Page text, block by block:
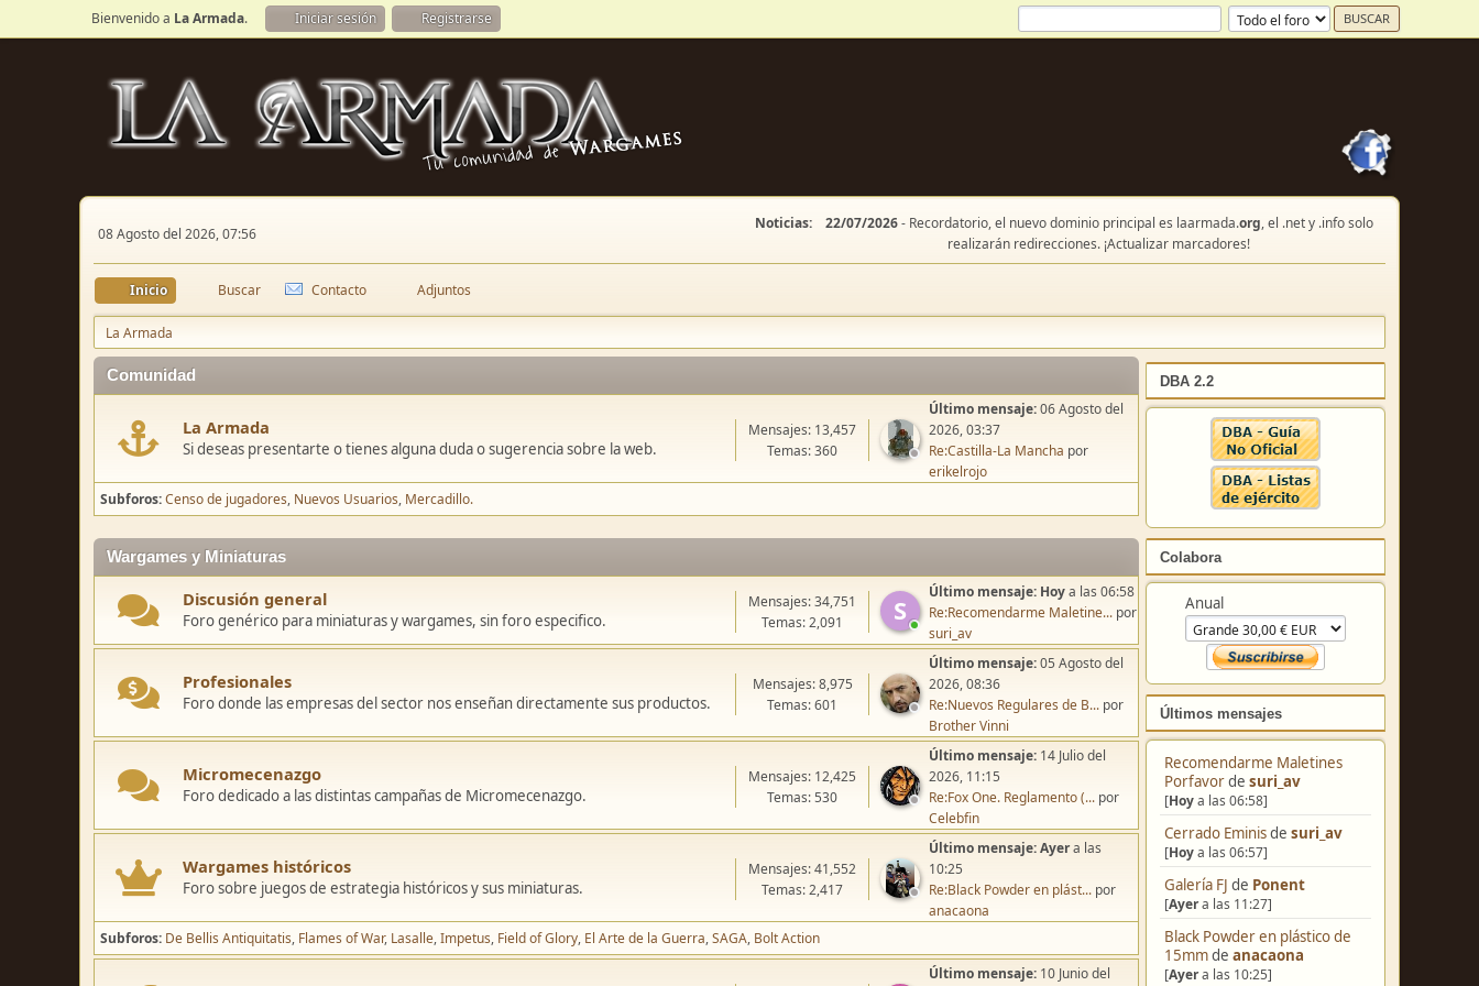
Bienvenido a La Armada. Iniciar sesión Registrarse
08 Agosto del 2026, 07:56
Noticias: 22/07/2026- Recordatorio, el nuevo dominio principal es laarmada.org, el .net y .info solo
realizarán redirecciones. ¡Actualizar marcadores!
Inicio Buscar Contacto Adjuntos
La Armada
DBA 2.2
Colabora
Anual
Últimos mensajes
Recomendarme Maletines
Porfavorde suri_av
[Hoya las 06:58]
Cerrado Eminisde suri_av
[Hoya las 06:57]
Galería FJ de Ponent
[Ayera las 11:27]
Black Powder en plástico de
15mmde anacaona
[Ayera las 10:25]
Comunidad
La Armada
Si deseas presentarte o tienes alguna duda o sugerencia sobre la web.
Mensajes: 13,457
Temas: 360
Último mensaje:06 Agosto del
2026, 03:37
Re:Castilla-La Mancha por
erikelrojo
Subforos Censo de jugadores Nuevos Usuarios Mercadillo.
Wargames y Miniaturas
S
Discusión general
Foro genérico para miniaturas y wargames, sin foro especifico.
Mensajes: 34,751
Temas: 2,091
Último mensaje: Hoya las 06:58
Re:Recomendarme Maletine... por
suri_av
Profesionales
Foro donde las empresas del sector nos enseñan directamente sus productos.
Mensajes: 8,975
Temas: 601
Último mensaje:05 Agosto del
2026, 08:36
Re:Nuevos Regulares de B... por
Brother Vinni
Micromecenazgo
Foro dedicado a las distintas campañas de Micromecenazgo.
Mensajes: 12,425
Temas: 530
Último mensaje: 14 Julio del
2026, 11:15
Re:Fox One. Reglamento (... por
Celebfin
Wargames históricos
Foro sobre juegos de estrategia históricos y sus miniaturas.
Mensajes: 41,552
Temas: 2,417
Último mensaje:Ayera las
10:25
Re:Black Powder en plást... por
anacaona
Subforos De Bellis Antiquitatis Flames of War Lasalle Impetus Field of Glory El Arte de la Guerra SAGA Bolt Action
Último mensaje: 10 Junio del